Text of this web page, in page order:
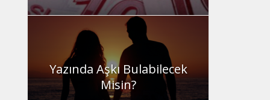
Yazında Aşkı Bulabilecek
Misin?